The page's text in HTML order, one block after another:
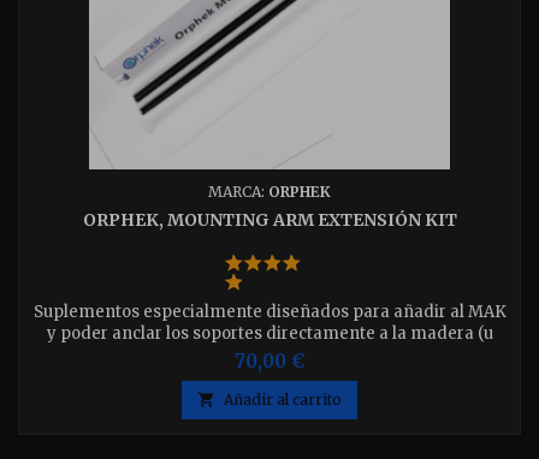
MARCA: ORPHEK
ORPHEK, MOUNTING ARM EXTENSIÓN KIT
Suplementos especialmente diseñados para añadir al MAK
y poder anclar los soportes directamente a la madera (u
otro material) de la mesa.
70,00 €
 Añadir al carrito